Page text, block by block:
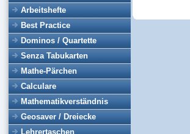
Arbeitshefte
Best Practice
Dominos / Quartette
Senza Tabukarten
Mathe-Pärchen
Calculare
Mathematikverständnis
Geosaver / Dreiecke
Lehrertaschen